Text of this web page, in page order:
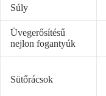
Súly
Üvegerősítésű
nejlon fogantyúk
Sütőrácsok